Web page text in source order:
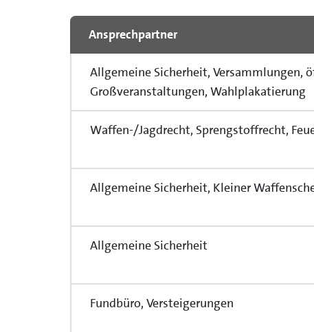
Ansprechpartner
Allgemeine Sicherheit,
Großveranstaltungen, Wahlplakatierung
Waffen-/Jagdrecht, Sprengstoffrecht,
Allgemeine Sicherheit, Kleiner
Allgemeine Sicherheit
Fundbüro, Versteigerungen